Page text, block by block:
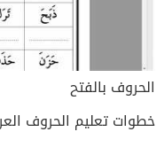
الحروف بالفتح
خطوات تعليم الحروف